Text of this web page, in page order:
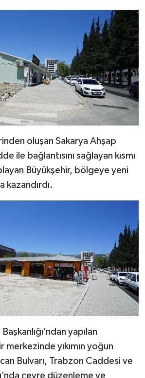
oluşan Sakarya Ahşap
ile bağlantısını sağlayan kısmı
Büyükşehir, bölgeye yeni
kazandırdı.
yapılan
merkezinde yıkımın yoğun
Bulvarı, Trabzon Caddesi ve
çevre düzenleme ve